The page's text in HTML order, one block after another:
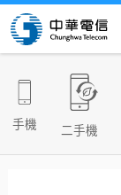
手機 二手機